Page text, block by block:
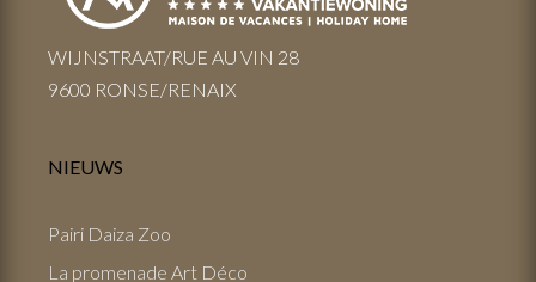
WIJNSTRAAT/RUE AU VIN 28
9600 RONSE/RENAIX
NIEUWS
Pairi Daiza Zoo
La promenade Art Déco